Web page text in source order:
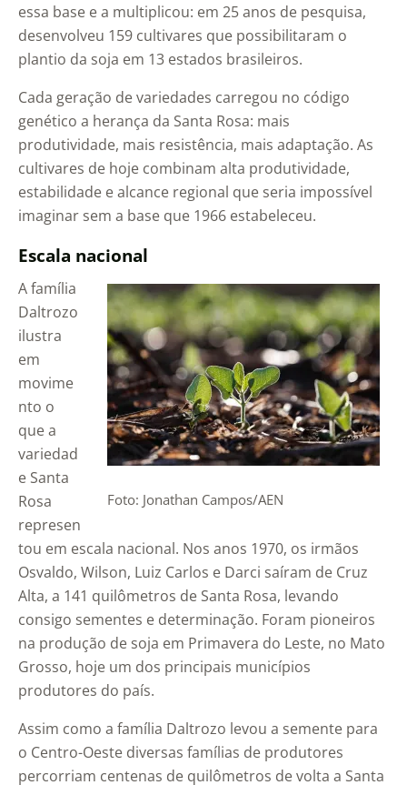
essa base e a multiplicou: em 25 anos de pesquisa,
desenvolveu 159 cultivares que possibilitaram o
plantio da soja em 13 estados brasileiros.
Cada geração de variedades carregou no código
genético a herança da Santa Rosa: mais
produtividade, mais resistência, mais adaptação. As
cultivares de hoje combinam alta produtividade,
estabilidade e alcance regional que seria impossível
imaginar sem a base que 1966 estabeleceu.
Escala nacional
Foto: Jonathan Campos/AEN
A família
Daltrozo
ilustra
em
movime
nto o
que a
variedad
e Santa
Rosa
represen
tou em escala nacional. Nos anos 1970, os irmãos
Osvaldo, Wilson, Luiz Carlos e Darci saíram de Cruz
Alta, a 141 quilômetros de Santa Rosa, levando
consigo sementes e determinação. Foram pioneiros
na produção de soja em Primavera do Leste, no Mato
Grosso, hoje um dos principais municípios
produtores do país.
Assim como a família Daltrozo levou a semente para
o Centro-Oeste diversas famílias de produtores
percorriam centenas de quilômetros de volta a Santa